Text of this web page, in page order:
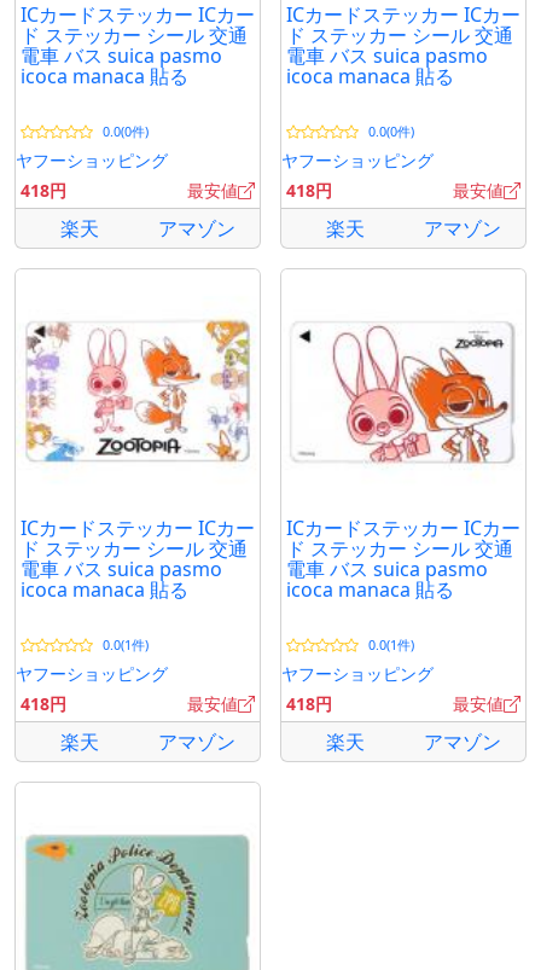
ICカードステッカー ICカー
ド ステッカー シール 交通
電車 バス suica pasmo
icoca manaca 貼る
0.0(0件)
ヤフーショッピング
418円
最安値
楽天 アマゾン
ICカードステッカー ICカー
ド ステッカー シール 交通
電車 バス suica pasmo
icoca manaca 貼る
0.0(0件)
ヤフーショッピング
418円
最安値
楽天 アマゾン
ICカードステッカー ICカー
ド ステッカー シール 交通
電車 バス suica pasmo
icoca manaca 貼る
0.0(1件)
ヤフーショッピング
418円
最安値
楽天 アマゾン
ICカードステッカー ICカー
ド ステッカー シール 交通
電車 バス suica pasmo
icoca manaca 貼る
0.0(1件)
ヤフーショッピング
418円
最安値
楽天 アマゾン